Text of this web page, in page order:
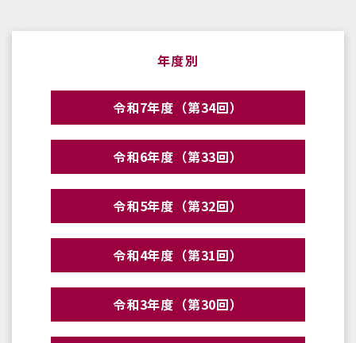
年度別
令和7年度（第34回）
令和6年度（第33回）
令和5年度（第32回）
令和4年度（第31回）
令和3年度（第30回）